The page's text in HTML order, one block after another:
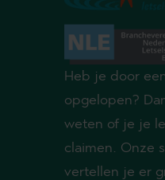
Heb je door
opgelopen?
weten of je je
claimen. Onze
vertellen je er